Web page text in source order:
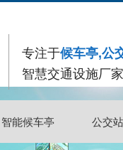
专注于候车亭,公
智慧交通设施厂家
智能候车亭 公交